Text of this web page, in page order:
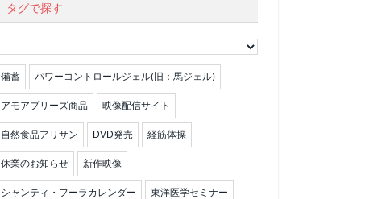
タグで探す
備蓄 パワーコントロールジェル(旧：馬ジェル)
アモアプリーズ商品 映像配信サイト
自然食品アリサン DVD発売 経筋体操
休業のお知らせ 新作映像
シャンティ・フーラカレンダー 東洋医学セミナー